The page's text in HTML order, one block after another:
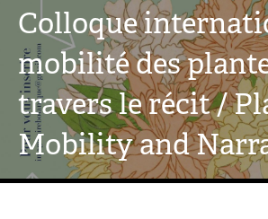
Colloque
mobilité des
travers le récit /
Mobility and